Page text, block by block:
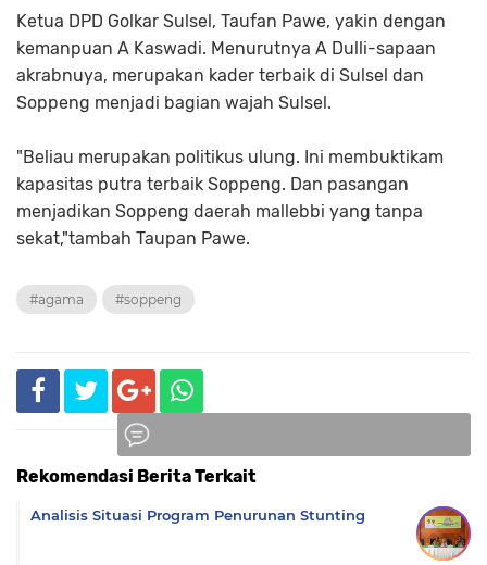
Ketua DPD Golkar Sulsel, Taufan Pawe, yakin dengan
kemanpuan A Kaswadi. Menurutnya A Dulli-sapaan
akrabnuya, merupakan kader terbaik di Sulsel dan
Soppeng menjadi bagian wajah Sulsel.
"Beliau merupakan politikus ulung. Ini membuktikam
kapasitas putra terbaik Soppeng. Dan pasangan
menjadikan Soppeng daerah mallebbi yang tanpa
sekat,"tambah Taupan Pawe.
#agama #soppeng
Rekomendasi Berita Terkait
Analisis Situasi Program Penurunan Stunting